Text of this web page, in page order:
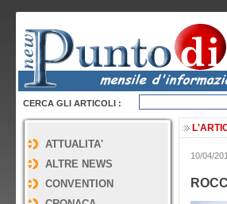
CERCA GLI ARTICOLI :
ATTUALITA'
ALTRE NEWS
CONVENTION
10/04/